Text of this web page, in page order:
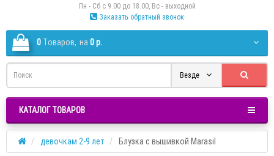
Пн - Сб с 9.00 до 18.00, Вс - выходной
Заказать обратный звонок
0 Tоваров, на 0 р.
Везде
КАТАЛОГ ТОВАРОВ
девочкам 2-9 лет Блузка с вышивкой Marasil